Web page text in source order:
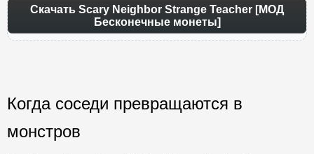
Скачать Scary Neighbor Strange Teacher [МОД
Бесконечные монеты]
Когда соседи превращаются в
монстров